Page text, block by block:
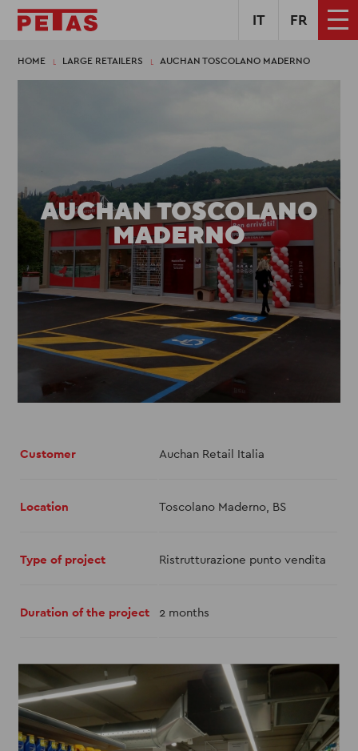
IT FR
HOME LARGE RETAILERS AUCHAN TOSCOLANO MADERNO
AUCHAN TOSCOLANO
MADERNO
Customer Auchan Retail Italia
Location Toscolano Maderno, BS
Type of project Ristrutturazione punto vendita
Duration of the project 2 months